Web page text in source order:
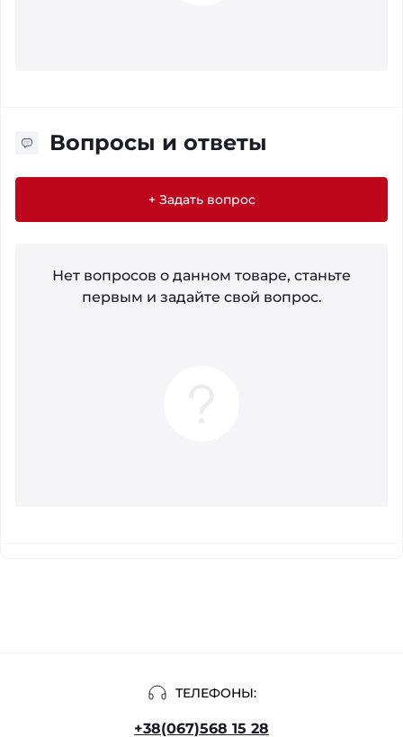
Вопросы и ответы
+ Задать вопрос
Нет вопросов о данном товаре, станьте
первым и задайте свой вопрос.
ТЕЛЕФОНЫ:
+38(067)568 15 28